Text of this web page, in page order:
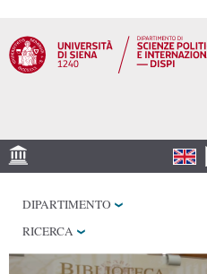
contenuto
principale
LABORATORI
BIBLIOTECHE
DIPARTIMENTO
RICERCA